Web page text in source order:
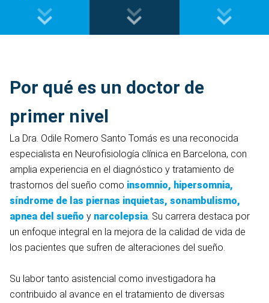
Por qué es un doctor de
primer nivel
La Dra. Odile Romero Santo Tomás es una reconocida
especialista en Neurofisiología clínica en Barcelona, con
amplia experiencia en el diagnóstico y tratamiento de
trastornos del sueño como insomnio, hipersomnia,
síndrome de las piernas inquietas, sonambulismo,
apnea del sueño y narcolepsia. Su carrera destaca por
un enfoque integral en la mejora de la calidad de vida de
los pacientes que sufren de alteraciones del sueño.
Su labor tanto asistencial como investigadora ha
contribuido al avance en el tratamiento de diversas